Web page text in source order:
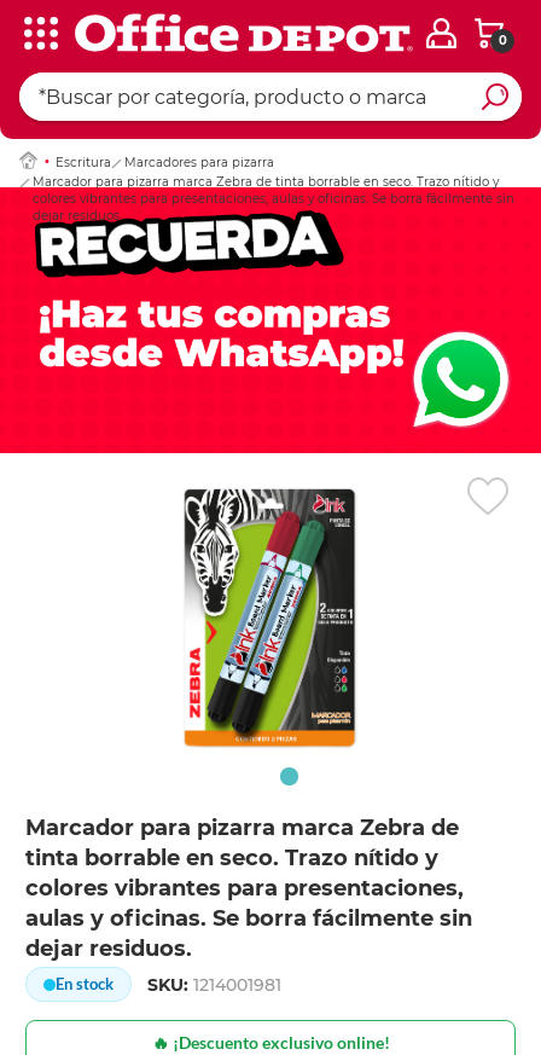
0
Escritura
Marcadores para pizarra
Marcador para pizarra marca Zebra de tinta borrable en seco. Trazo nítido y
colores vibrantes para presentaciones, aulas y oficinas. Se borra fácilmente sin
dejar residuos.
Marcador para pizarra marca Zebra de
tinta borrable en seco. Trazo nítido y
colores vibrantes para presentaciones,
aulas y oficinas. Se borra fácilmente sin
dejar residuos.
En stock SKU:1214001981
🔥 ¡Descuento exclusivo online!
Ingresar Codigo